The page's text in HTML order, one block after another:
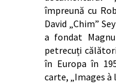
împreună cu
David „Chim”
a fondat
petrecuți
în Europa în
carte, „Images à